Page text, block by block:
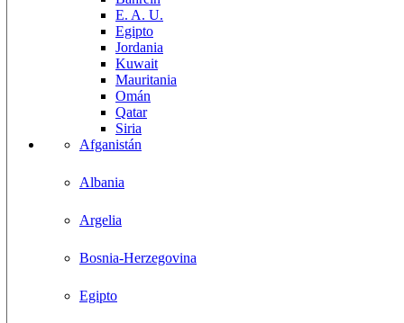
E. A. U.
Egipto
Jordania
Kuwait
Mauritania
Omán
Qatar
Siria
Afganistán
Albania
Argelia
Bosnia-Herzegovina
Egipto